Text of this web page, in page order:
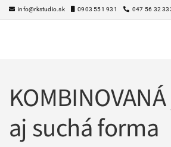
Skip
to
info@rkstudio.sk 0903 551 931 047 56 32
aj suchá forma